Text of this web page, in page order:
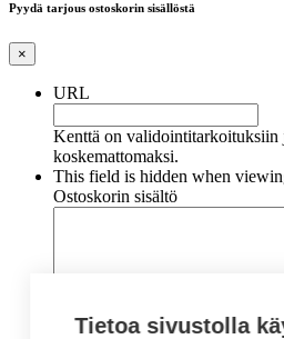
Pyydä tarjous ostoskorin sisällöstä
×
URL
Kenttä on validointitarkoituksiin
koskemattomaksi.
This field is hidden when
Ostoskorin sisältö
Tietoa sivustolla